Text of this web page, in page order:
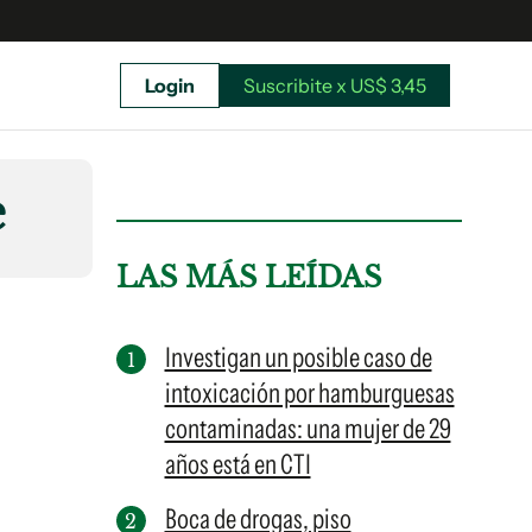
Suscribite x US$ 3,45
Login Suscribite x US$ 3,45
LAS MÁS LEÍDAS
Investigan un posible caso de
intoxicación por hamburguesas
contaminadas: una mujer de 29
años está en CTI
Boca de drogas, piso